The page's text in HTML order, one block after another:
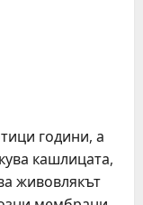
години, а
кашлицата,
живовлякът